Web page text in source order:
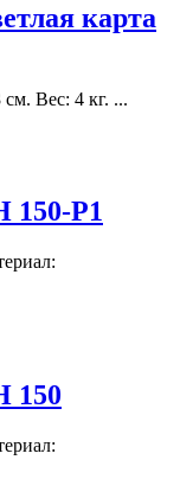
карта
Вес: 4 кг. ...
150-Р1
150